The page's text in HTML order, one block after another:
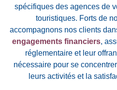
spécifiques des agences de
touristiques. Forts de
accompagnons nos clients
engagements financiers,
réglementaire et leur
nécessaire pour se
leurs activités et la